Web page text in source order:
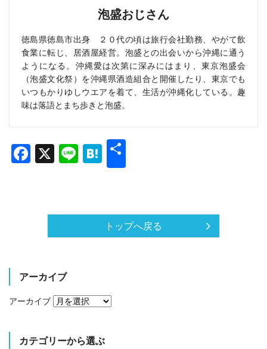
泡盛おじさん
徳島県徳島市出身 ２０代の頃は旅行会社勤務、やがて飲
食業に転じ、居酒屋経営。泡盛との出会いから沖縄に通う
ようになる。沖縄愛は次第に深みにはまり、東京泡盛会
（泡盛文化祭）を沖縄県酒造組合と開催したり、東京でも
いつもかりゆしウエアを着て、生活が沖縄化している。趣
味は落語とまち歩きと泡盛。
Facebook
X LineHatena
トップへ戻る
アーカイブ
アーカイブ
カテゴリーから選ぶ